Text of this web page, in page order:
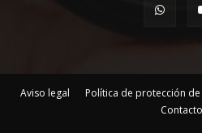
Aviso legal Política de protección
Contacto